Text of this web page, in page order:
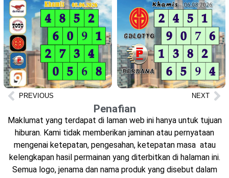
PREVIOUS NEXT
Penafian
Maklumat yang terdapat di laman web ini hanya untuk tujuan
hiburan. Kami tidak memberikan jaminan atau pernyataan
mengenai ketepatan, pengesahan, ketepatan masa atau
kelengkapan hasil permainan yang diterbitkan di halaman ini.
Semua logo, jenama dan nama produk yang disebut dalam